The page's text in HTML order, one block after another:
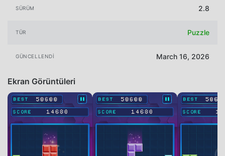
SÜRÜM 2.8
TÜR Puzzle
GÜNCELLENDI March 16, 2026
Ekran Görüntüleri